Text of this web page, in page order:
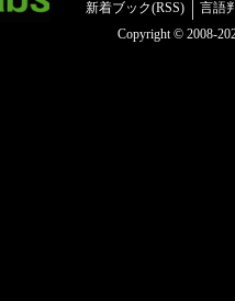
新着ブック(RSS)
言語
Copyright © 2008-